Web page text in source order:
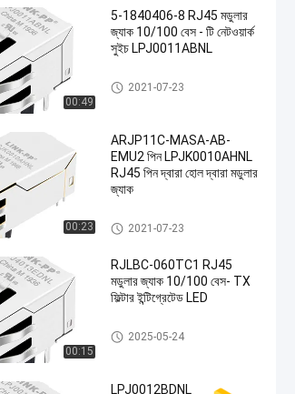
00:49
5-1840406-8 RJ45 মডুলার
জ্যাক 10/100 বেস - টি নেটওয়ার্ক
সুইচ LPJ0011ABNL
RJ45 মডুলার জ্যাক
2021-07-23
00:23
ARJP11C-MASA-AB-
EMU2 পিন LPJK0010AHNL
RJ45 পিন দ্বারা হোল দ্বারা মডুলার
জ্যাক
RJ45 মডুলার জ্যাক
2021-07-23
00:15
RJLBC-060TC1 RJ45
মডুলার জ্যাক 10/100 বেস- TX
ফিল্টার ইন্টিগ্রেটেড LED
চৌম্বক RJ45 জ্যাক
2025-05-24
LPJ0012BDNL